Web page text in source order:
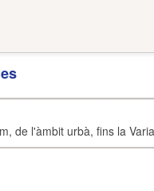
de l'àmbit urbà, fins la